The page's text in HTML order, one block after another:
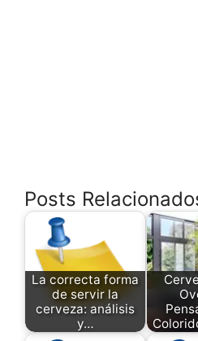
Posts
La correcta forma
de servir la
cerveza: análisis
y…